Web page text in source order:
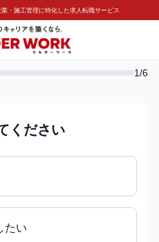
・施工管理に特化した求人転職サービス
1/6
ください
たい